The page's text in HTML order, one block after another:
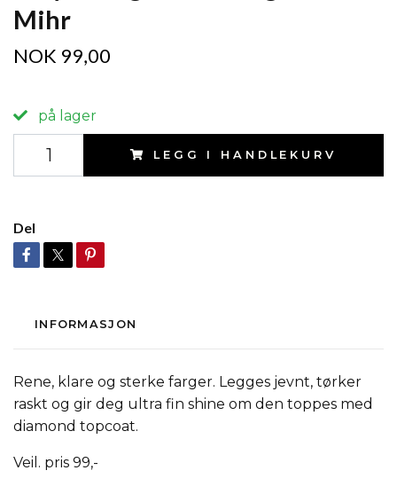
Mihr
NOK 99,00
på lager
LEGG I HANDLEKURV
Del
INFORMASJON
Rene, klare og sterke farger. Legges jevnt, tørker
raskt og gir deg ultra fin shine om den toppes med
diamond topcoat.
Veil. pris 99,-